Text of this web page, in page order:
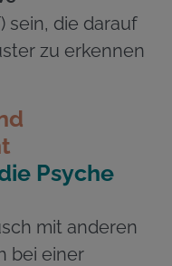
sein, die darauf
zu erkennen
Psyche
mit anderen
bei einer